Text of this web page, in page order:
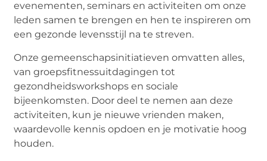
evenementen, seminars en activiteiten om onze
leden samen te brengen en hen te inspireren om
een gezonde levensstijl na te streven.
Onze gemeenschapsinitiatieven omvatten alles,
van groepsfitnessuitdagingen tot
gezondheidsworkshops en sociale
bijeenkomsten. Door deel te nemen aan deze
activiteiten, kun je nieuwe vrienden maken,
waardevolle kennis opdoen en je motivatie hoog
houden.